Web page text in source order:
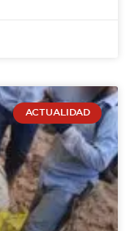
ACTUALIDAD